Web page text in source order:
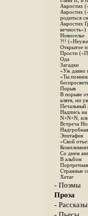
Акростих
Акростих
родиться
Акростих
вечность»)
Новоселье
?!!
Открытое
Прости
Ода
Загадки
«Уж давно
«Ты
Порыв
В порыве
клятв, ни
Печальный
Надпись на
N+N+N,
Встреча
Эпитафия
«Свой
Со днем
В альбом
Странные
Хетаг
- Поэмы
Проза
- Рассказы